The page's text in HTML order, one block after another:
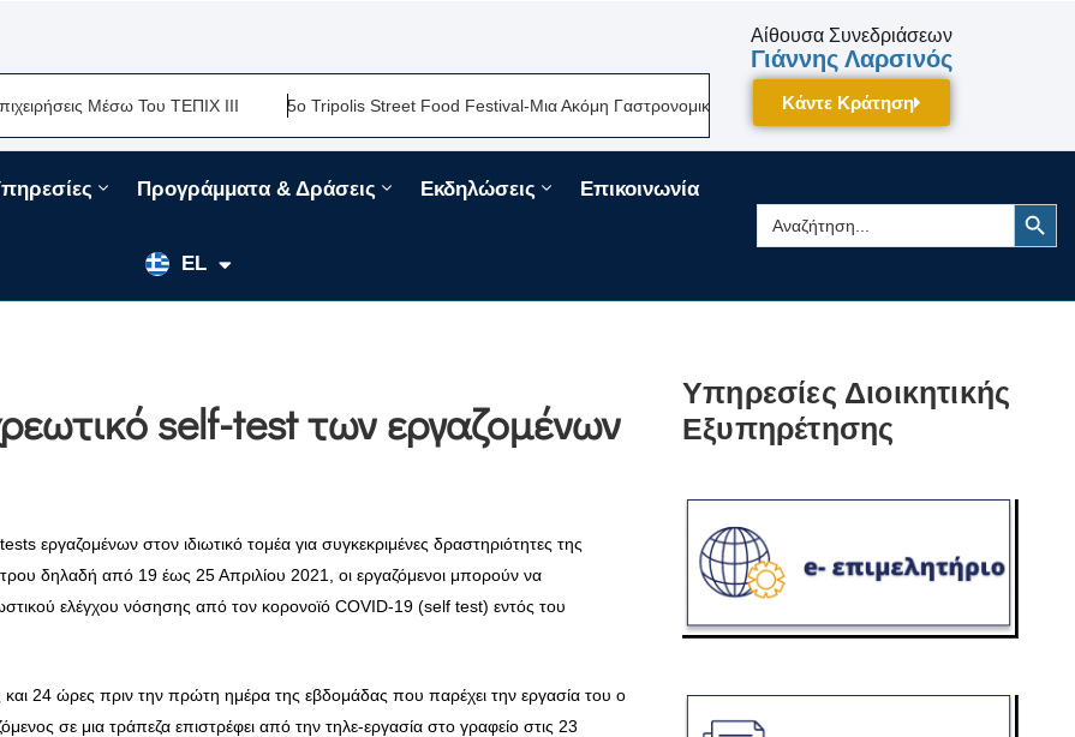
Μέσω Του ΤΕΠΙΧ ΙΙΙ 5ο Tripolis Street Food Festival-Μια Ακόμη Γαστρονομική Γιορτή Της Πελοποννήσου Δίνει Ραντεβού Τον
Αίθουσα Συνεδριάσεων
Γιάννης Λαρσινός
Κάντε Κράτηση
Προγράμματα & Δράσεις Εκδηλώσεις Επικοινωνία
EL
EN
FR
Search
for:
Search Button
self-test των εργαζομένων
εργαζομένων στον ιδιωτικό τομέα για συγκεκριμένες δραστηριότητες της
δηλαδή από 19 έως 25 Απριλίου 2021, οι εργαζόμενοι μπορούν να
ελέγχου νόσησης από τον κορονοϊό COVID-19 (self test) εντός του
24 ώρες πριν την πρώτη ημέρα της εβδομάδας που παρέχει την εργασία του ο
σε μια τράπεζα επιστρέφει από την τηλε-εργασία στο γραφείο στις 23
Υπηρεσίες Διοικητικής
Εξυπηρέτησης